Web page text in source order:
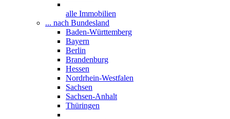
alle Immobilien
... nach Bundesland
Baden-Württemberg
Bayern
Berlin
Brandenburg
Hessen
Nordrhein-Westfalen
Sachsen
Sachsen-Anhalt
Thüringen